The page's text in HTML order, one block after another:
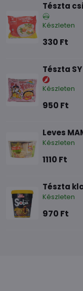
Tészta
Készleten
330 Ft
Tészta
Készleten
950 Ft
Leves
Készleten
1110 Ft
Tészta
Készleten
970 Ft